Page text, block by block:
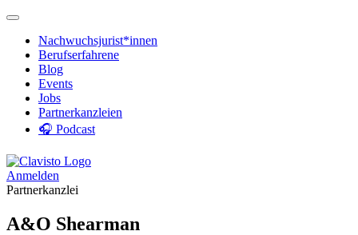
Nachwuchsjurist*innen
Berufserfahrene
Blog
Events
Jobs
Partnerkanzleien
🎧 Podcast
Anmelden
Partnerkanzlei
A&O Shearman